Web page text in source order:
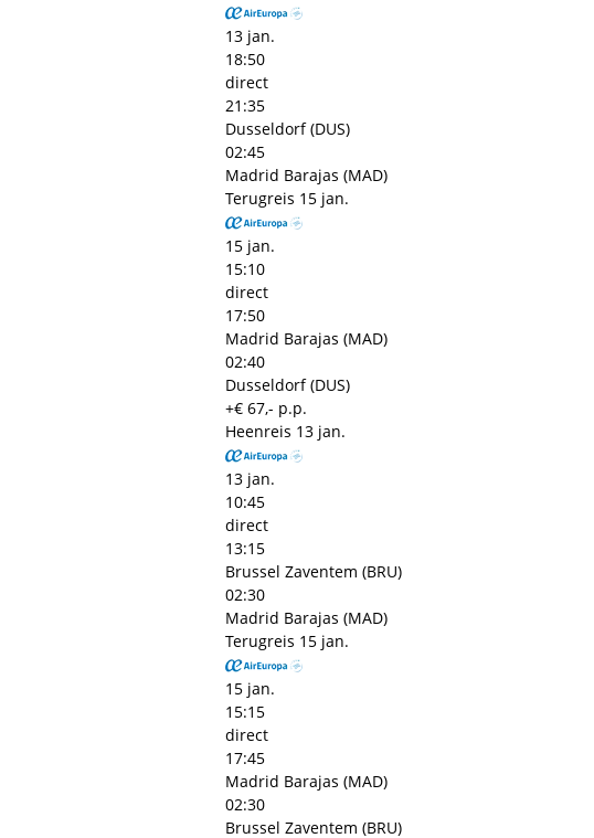
13 jan.
18:50
direct
21:35
Dusseldorf (DUS)
02:45
Madrid Barajas (MAD)
Terugreis 15 jan.
15 jan.
15:10
direct
17:50
Madrid Barajas (MAD)
02:40
Dusseldorf (DUS)
+€ 67,- p.p.
Heenreis 13 jan.
13 jan.
10:45
direct
13:15
Brussel Zaventem (BRU)
02:30
Madrid Barajas (MAD)
Terugreis 15 jan.
15 jan.
15:15
direct
17:45
Madrid Barajas (MAD)
02:30
Brussel Zaventem (BRU)